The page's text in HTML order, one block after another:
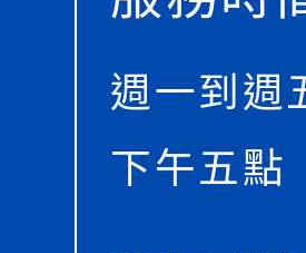
週一到週
下午五點